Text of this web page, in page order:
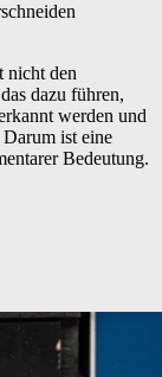
nicht den
dazu führen,
werden und
ist eine
Bedeutung.